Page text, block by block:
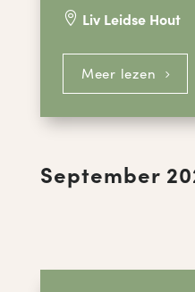
 Liv Leidse Hout
Meer lezen
September